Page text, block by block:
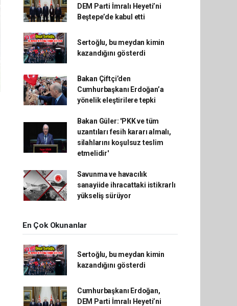
DEM Parti İmralı Heyeti’ni
Beştepe’de kabul etti
Sertoğlu, bu meydan kimin
kazandığını gösterdi
Bakan Çiftçi’den
Cumhurbaşkanı Erdoğan’a
yönelik eleştirilere tepki
Bakan Güler: 'PKK ve tüm
uzantıları fesih kararı almalı,
silahlarını koşulsuz teslim
etmelidir'
Savunma ve havacılık
sanayiide ihracattaki istikrarlı
yükseliş sürüyor
En Çok Okunanlar
Sertoğlu, bu meydan kimin
kazandığını gösterdi
Cumhurbaşkanı Erdoğan,
DEM Parti İmralı Heyeti’ni